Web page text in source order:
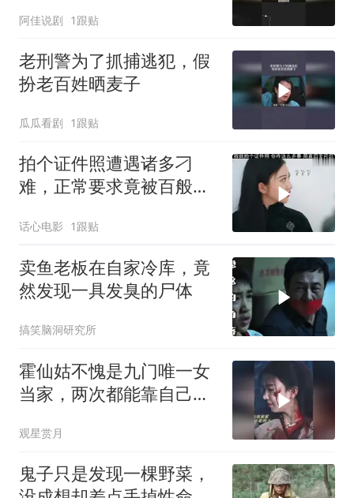
阿佳说剧 1跟贴
老刑警为了抓捕逃犯，假
扮老百姓晒麦子
瓜瓜看剧 1跟贴
拍个证件照遭遇诸多刁
难，正常要求竟被百般推
话心电影 1跟贴
卖鱼老板在自家冷库，竟
然发现一具发臭的尸体
搞笑脑洞研究所
霍仙姑不愧是九门唯一女
当家，两次都能靠自己逆
观星赏月
鬼子只是发现一棵野菜，